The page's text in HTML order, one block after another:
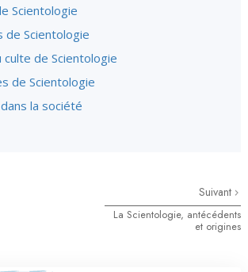
Scientologie
de Scientologie
de Scientologie
de Scientologie
la société
Suivant
La Scientologie, antécédents
et origines